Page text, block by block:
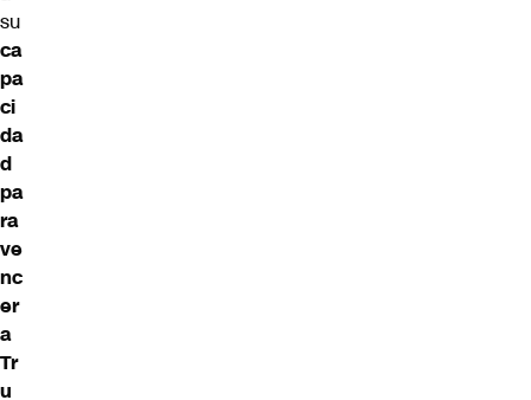
su
ca
pa
ci
da
d
pa
ra
ve
nc
er
a
Tr
u